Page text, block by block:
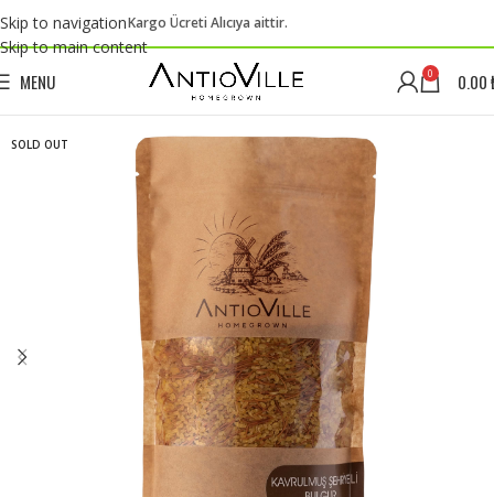
Skip to navigation
Skip to main content
Kargo Ücreti Alıcıya aittir.
MENU 0 0.00
SOLD OUT